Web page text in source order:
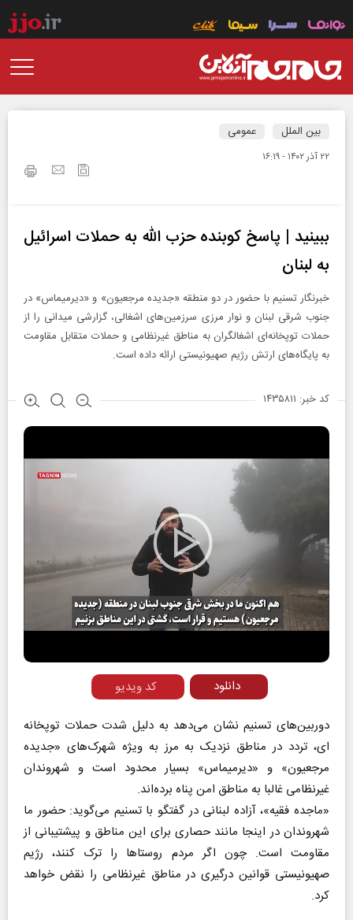
بین الملل عمومی
۲۲ آذر ۱۴۰۲ - ۱۶:۱۹
ببینید | پاسخ کوبنده حزب‌ الله به حملات اسرائیل
به لبنان
خبرنگار تسنیم با حضور در دو منطقه «جدیده مرجعیون» و «دیرمیماس» در
جنوب شرقی لبنان و نوار مرزی سرزمین‌های اشغالی، گزارشی میدانی را از
حملات توپخانه‌ای اشغالگران به مناطق غیرنظامی و حملات متقابل مقاومت
به پایگاه‌های ارتش رژیم صهیونیستی ارائه داده است.
کد خبر: ۱۴۳۵۸۱۱
Play
Video
کد ویدیو
دانلود
دوربین‌های تسنیم نشان می‌دهد به دلیل شدت حملات توپخانه
ای، تردد در مناطق نزدیک به مرز به ویژه شهرک‌های «جدیده
مرجعیون» و «دیرمیماس» بسیار محدود است و شهروندان
غیرنظامی غالبا به مناطق امن پناه برده‌اند.
«ماجده فقیه»، آزاده لبنانی در گفتگو با تسنیم می‌گوید: حضور ما
شهروندان در اینجا مانند حصاری برای این مناطق و پیشتیبانی از
مقاومت است. چون اگر مردم روستا‌ها را ترک کنند، رژیم
صهیونیستی قوانین درگیری در مناطق غیرنظامی را نقض خواهد
کرد.